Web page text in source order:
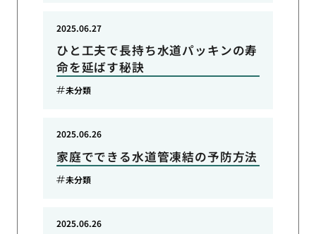
ひと工夫で長持ち水道パッキンの寿
命を延ばす秘訣
2025.06.27
未分類
家庭でできる水道管凍結の予防方法
2025.06.26
未分類
2025.06.26